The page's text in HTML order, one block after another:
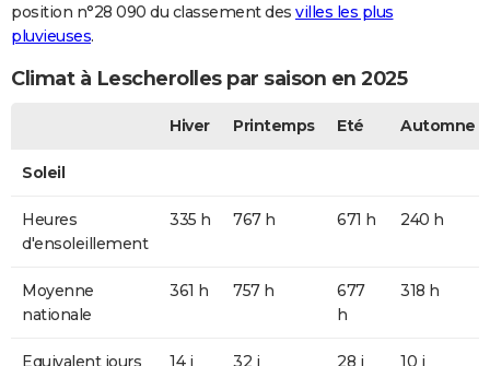
position n°28 090 du classement des villes les plus
pluvieuses.
Climat à Lescherolles par saison en 2025
Hiver Printemps Eté Automne
Soleil
Heures
d'ensoleillement
335 h 767 h 671 h 240 h
Moyenne
nationale
361 h 757 h
677
h
318 h
Equivalent jours
14 j 32 j 28 j 10 j